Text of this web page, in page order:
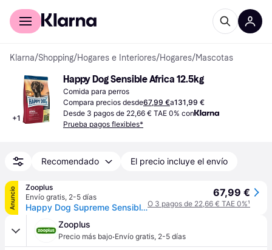
Comprar con Klarna
Klarna/Shopping/Hogares e Interiores/Hogares/Mascotas
+1
Happy Dog Sensible Africa 12.5kg
Comida para perros
Compara precios desde67,99 €a131,99 €
Desde 3 pagos de 22,66 € TAE 0% con
Prueba pagos flexibles*
Recomendado El precio incluye el envío
Anuncio
Zooplus
Envío gratis, 2-5 días
Happy Dog Supreme Sensible África - 12,5 kg
67,99 €
O 3 pagos de 22,66 € TAE 0%¹
Zooplus
Precio más bajo·Envío gratis, 2-5 días